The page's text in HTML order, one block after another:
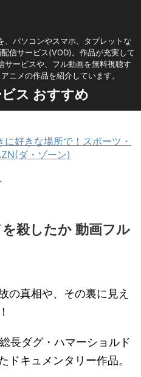
、パソコンやスマホ、タブレットな
信サービス(VOD)。作品が充実して
サービスや、フル動画を無料視聴す
ニメの作品を紹介しています。
ス おすすめ
好きな場所で！スポーツ・
ダ・ゾーン)
殺したか 動画フル
の真相や、その裏に見え
長ダグ・ハマーショルド
ドキュメンタリー作品。